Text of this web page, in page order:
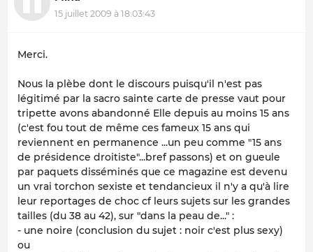
15 juillet 2009 à 18:03:43
Merci.
Nous la plèbe dont le discours puisqu'il n'est pas
légitimé par la sacro sainte carte de presse vaut pour
tripette avons abandonné Elle depuis au moins 15 ans
(c'est fou tout de même ces fameux 15 ans qui
reviennent en permanence ...un peu comme "15 ans
de présidence droitiste"...bref passons) et on gueule
par paquets disséminés que ce magazine est devenu
un vrai torchon sexiste et tendancieux il n'y a qu'à lire
leur reportages de choc cf leurs sujets sur les grandes
tailles (du 38 au 42), sur "dans la peau de..." :
- une noire (conclusion du sujet : noir c'est plus sexy)
ou